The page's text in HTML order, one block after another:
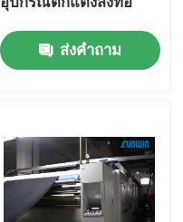
ส่งคำถาม